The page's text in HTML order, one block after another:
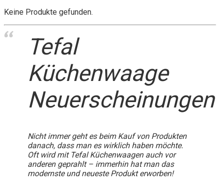
Keine Produkte gefunden.
Tefal
Küchenwaage
Neuerscheinungen
Nicht immer geht es beim Kauf von Produkten
danach, dass man es wirklich haben möchte.
Oft wird mit Tefal Küchenwaagen auch vor
anderen geprahlt – immerhin hat man das
modernste und neueste Produkt erworben!